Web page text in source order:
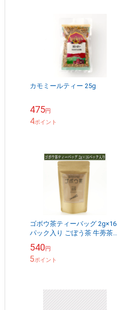
カモミールティー 25g
475円
4ポイント
ゴボウ茶ティーバッグ 2g×16
パック入り ごぼう茶 牛蒡茶
ーパック
540円
5ポイント